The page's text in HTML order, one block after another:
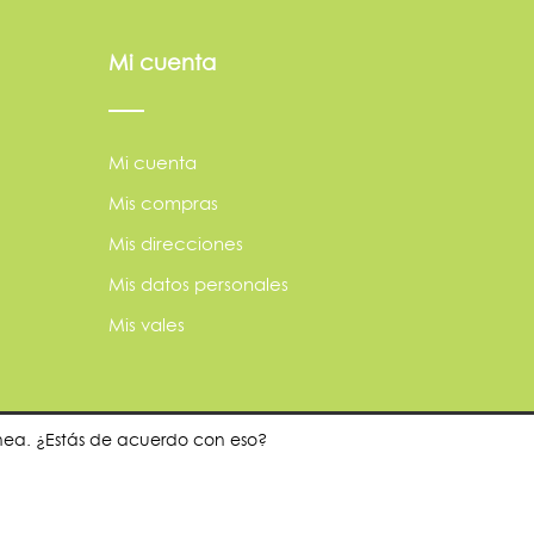
¿Estás de acuerdo con eso?
Mi cuenta
Mi cuenta
Mis compras
Mis direcciones
Mis datos personales
Mis vales